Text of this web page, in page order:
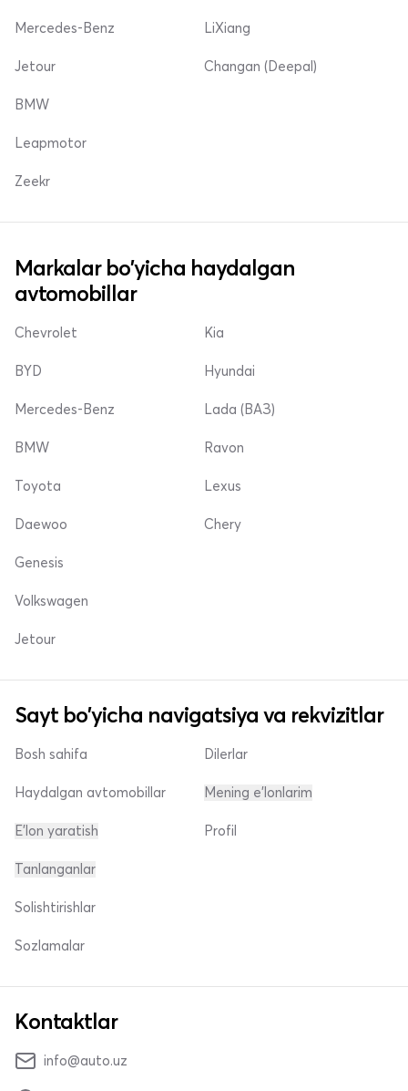
Mercedes-Benz
Jetour
LiXiang
Changan (Deepal)
BMW
Leapmotor
Zeekr
Markalar bo'yicha haydalgan
avtomobillar
Chevrolet
BYD
Mercedes-Benz
Kia
Hyundai
Lada (ВАЗ)
BMW
Toyota
Daewoo
Ravon
Lexus
Chery
Genesis
Volkswagen
Jetour
Sayt bo'yicha navigatsiya va rekvizitlar
Bosh sahifa
Haydalgan avtomobillar
E'lon yaratish
Dilerlar
Mening e'lonlarim
Profil
Tanlanganlar
Solishtirishlar
Sozlamalar
Kontaktlar
info@auto.uz